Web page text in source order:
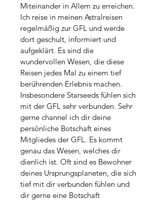
Miteinander in Allem zu erreichen.
Ich reise in meinen Astralreisen
regelmäßig zur GFL und werde
dort geschult, informiert und
aufgeklärt. Es sind die
wundervollen Wesen, die diese
Reisen jedes Mal zu einem tief
berührenden Erlebnis machen.
Insbesondere Starseeds fühlen sich
mit der GFL sehr verbunden. Sehr
gerne channel ich dir deine
persönliche Botschaft eines
Mitgliedes der GFL. Es kommt
genau das Wesen, welches dir
dienlich ist. Oft sind es Bewohner
deines Ursprungsplaneten, die sich
tief mit dir verbunden fühlen und
dir gerne eine Botschaft